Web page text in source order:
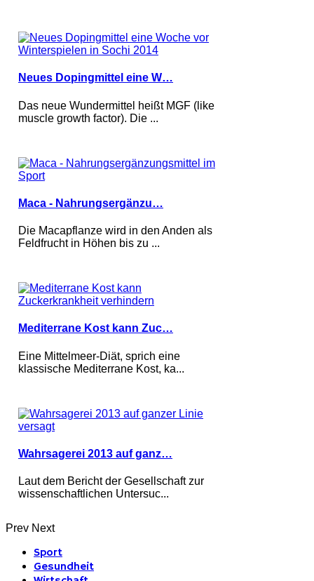
Neues Dopingmittel eine W…
Das neue Wundermittel heißt MGF (like
muscle growth factor). Die ...
Maca - Nahrungsergänzu…
Die Macapflanze wird in den Anden als
Feldfrucht in Höhen bis zu ...
Mediterrane Kost kann Zuc…
Eine Mittelmeer-Diät, sprich eine
klassische Mediterrane Kost, ka...
Wahrsagerei 2013 auf ganz…
Laut dem Bericht der Gesellschaft zur
wissenschaftlichen Untersuc...
Prev Next
Sport
Gesundheit